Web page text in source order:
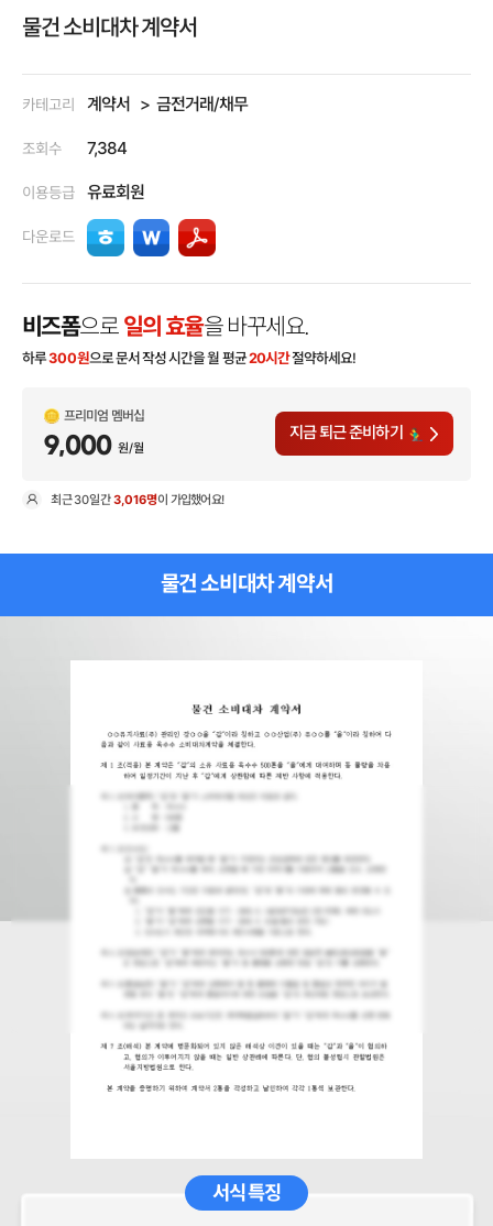
물건 소비대차 계약서
카테고리 계약서 금전거래/채무
조회수 7,384
이용등급 유료회원
다운로드
비즈폼으로 일의 효율을 바꾸세요.
하루300원으로 문서 작성 시간을 월 평균20시간절약하세요!
프리미엄 멤버십
9,000 원/월
지금 퇴근 준비하기
최근30일간3,016명이 가입했어요!
물건 소비대차 계약서
서식 특징